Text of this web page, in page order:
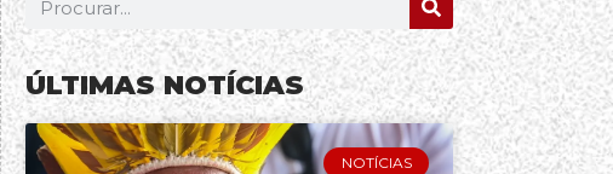
ÚLTIMAS NOTÍCIAS
NOTÍCIAS